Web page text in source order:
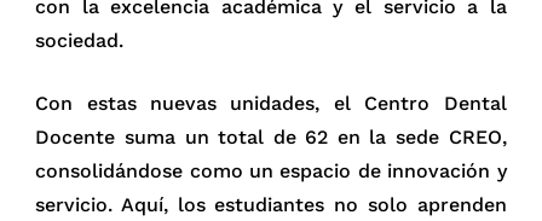
con la excelencia académica y el servicio a la
sociedad.
Con estas nuevas unidades, el Centro Dental
Docente suma un total de 62 en la sede CREO,
consolidándose como un espacio de innovación y
servicio. Aquí, los estudiantes no solo aprenden